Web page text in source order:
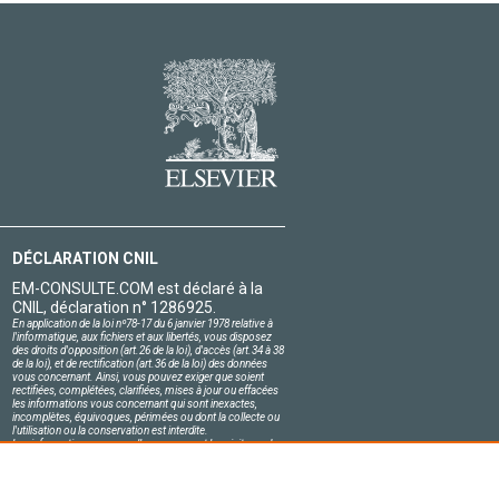
DÉCLARATION CNIL
EM-CONSULTE.COM est déclaré à la
CNIL, déclaration n° 1286925.
En application de la loi nº78-17 du 6 janvier 1978 relative à
l'informatique, aux fichiers et aux libertés, vous disposez
des droits d'opposition (art.26 de la loi), d'accès (art.34 à 38
de la loi), et de rectification (art.36 de la loi) des données
vous concernant. Ainsi, vous pouvez exiger que soient
rectifiées, complétées, clarifiées, mises à jour ou effacées
les informations vous concernant qui sont inexactes,
incomplètes, équivoques, périmées ou dont la collecte ou
l'utilisation ou la conservation est interdite.
Les informations personnelles concernant les visiteurs de